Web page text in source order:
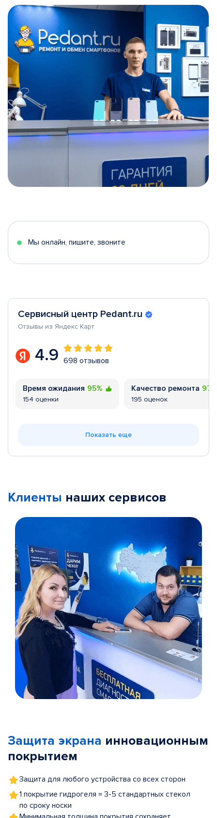
5
Мы онлайн, пишите, звоните
Сервисный центр Pedant.ru
Отзывы из Яндекс Карт
4.9 698 отзывов
Время ожидания 95%
154 оценки
Качество ремонта
195 оценок
Показать еще
Клиенты наших сервисов
5
Защита экрана инновационным
покрытием
Защита для любого устройства со всех сторон
1 покрытие гидрогеля = 3-5 стандартных стекол
по сроку носки